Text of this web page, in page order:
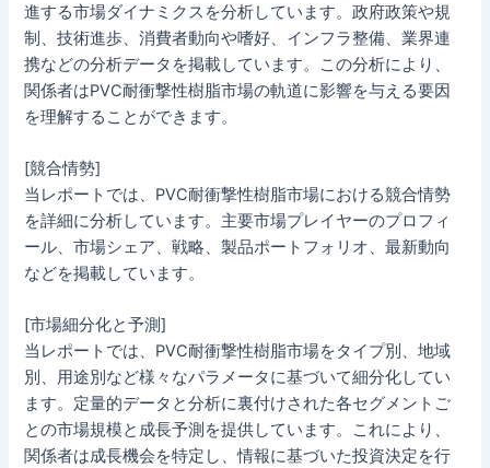
進する市場ダイナミクスを分析しています。政府政策や規
制、技術進歩、消費者動向や嗜好、インフラ整備、業界連
携などの分析データを掲載しています。この分析により、
関係者はPVC耐衝撃性樹脂市場の軌道に影響を与える要因
を理解することができます。
[競合情勢]
当レポートでは、PVC耐衝撃性樹脂市場における競合情勢
を詳細に分析しています。主要市場プレイヤーのプロフィ
ール、市場シェア、戦略、製品ポートフォリオ、最新動向
などを掲載しています。
[市場細分化と予測]
当レポートでは、PVC耐衝撃性樹脂市場をタイプ別、地域
別、用途別など様々なパラメータに基づいて細分化してい
ます。定量的データと分析に裏付けされた各セグメントご
との市場規模と成長予測を提供しています。これにより、
関係者は成長機会を特定し、情報に基づいた投資決定を行